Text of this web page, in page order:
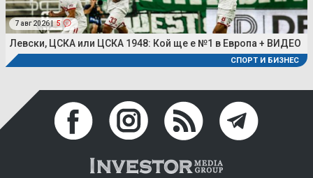
7 авг 2026 | 5
Левски, ЦСКА или ЦСКА 1948: Кой ще е №1 в Европа + ВИДЕО
СПОРТ И БИЗНЕС